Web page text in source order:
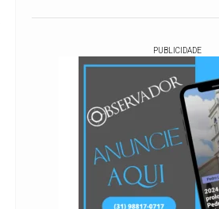
PUBLICIDADE